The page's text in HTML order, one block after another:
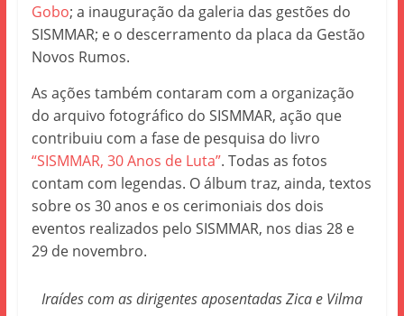
Gobo; a inauguração da galeria das gestões do
SISMMAR; e o descerramento da placa da Gestão
Novos Rumos.
As ações também contaram com a organização
do arquivo fotográfico do SISMMAR, ação que
contribuiu com a fase de pesquisa do livro
“SISMMAR, 30 Anos de Luta”. Todas as fotos
contam com legendas. O álbum traz, ainda, textos
sobre os 30 anos e os cerimoniais dos dois
eventos realizados pelo SISMMAR, nos dias 28 e
29 de novembro.
Iraídes com as dirigentes aposentadas Zica e Vilma